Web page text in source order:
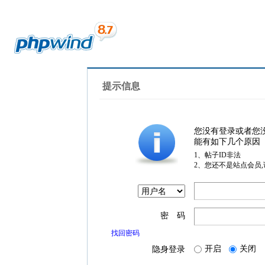
提示信息
您没有登录或者您
能有如下几个原因
1、帖子ID非法
2、您还不是站点会员
密 码
找回密码
隐身登录 开启 关闭